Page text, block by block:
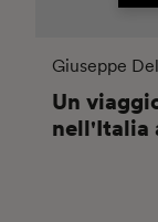
Giuseppe
Un
nell'Italia